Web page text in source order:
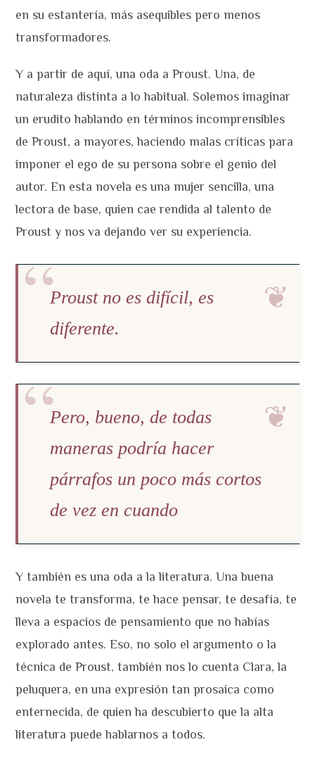
en su estantería, más asequibles pero menos
transformadores.
Y a partir de aquí, una oda a Proust. Una, de
naturaleza distinta a lo habitual. Solemos imaginar
un erudito hablando en términos incomprensibles
de Proust, a mayores, haciendo malas críticas para
imponer el ego de su persona sobre el genio del
autor. En esta novela es una mujer sencilla, una
lectora de base, quien cae rendida al talento de
Proust y nos va dejando ver su experiencia.
Proust no es difícil, es
diferente.
Pero, bueno, de todas
maneras podría hacer
párrafos un poco más cortos
de vez en cuando
Y también es una oda a la literatura. Una buena
novela te transforma, te hace pensar, te desafía, te
lleva a espacios de pensamiento que no habías
explorado antes. Eso, no solo el argumento o la
técnica de Proust, también nos lo cuenta Clara, la
peluquera, en una expresión tan prosaica como
enternecida, de quien ha descubierto que la alta
literatura puede hablarnos a todos.